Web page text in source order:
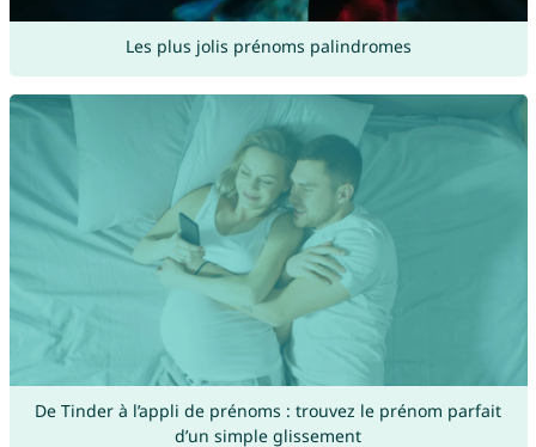
Les plus jolis prénoms palindromes
De Tinder à l’appli de prénoms : trouvez le prénom parfait
d’un simple glissement